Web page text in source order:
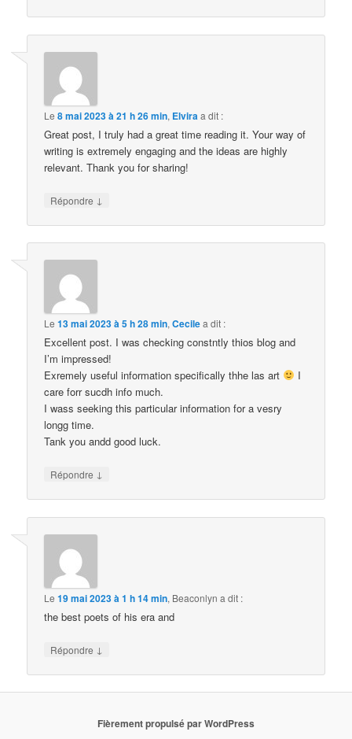
Le8 mai 2023 à 21 h 26 min, Elviraa dit :
Great post, I truly had a great time reading it. Your way of
writing is extremely engaging and the ideas are highly
relevant. Thank you for sharing!
Répondre ↓
Le13 mai 2023 à 5 h 28 min,Cecilea dit :
Excellent post. I was checking constntly thios blog and
I’m impressed!
Exremely useful information specifically thhe las art
I
care forr sucdh info much.
I wass seeking this particular information for a vesry
longg time.
Tank you andd good luck.
Répondre ↓
Le19 mai 2023 à 1 h 14 min, Beaconlyn a dit :
the best poets of his era and
Répondre ↓
Fièrement propulsé par WordPress